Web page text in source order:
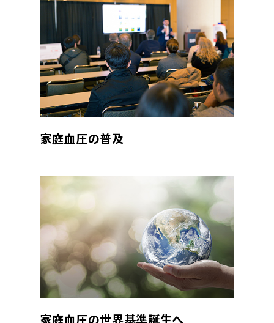
家庭血圧の普及
家庭血圧の世界基準誕生へ